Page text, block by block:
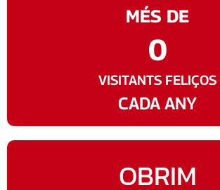
MÉS DE
VISITANTS FELIÇOS
0
CADA ANY
OBRIM